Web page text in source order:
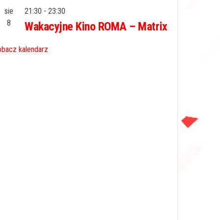
sie
8
21:30 - 23:30
Wakacyjne Kino ROMA – Matrix
kalendarz